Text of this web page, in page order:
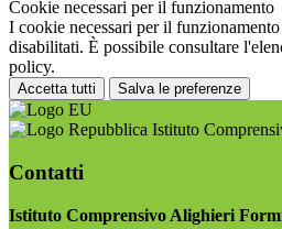
Cookie necessari per il funzionamento
I cookie necessari per il funzionamento
disabilitati. È possibile consultare
policy.
Accetta tutti Salva le preferenze
Istituto
Contatti
Istituto Comprensivo Alighieri